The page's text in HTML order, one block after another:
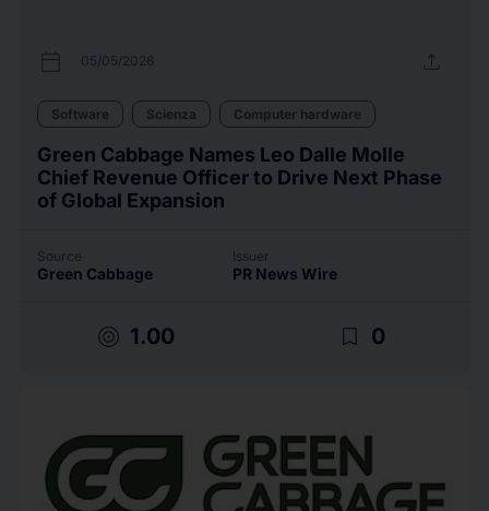
calendar_today 05/05/2026 upload
Software Scienza Computer hardware
Green Cabbage Names Leo Dalle Molle
Chief Revenue Officer to Drive Next Phase
of Global Expansion
Source
Green Cabbage
Issuer
PR News Wire
target 1.00 bookmark_border 0